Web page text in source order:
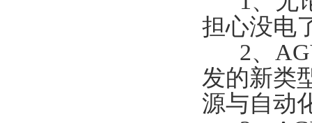
担心没电
2、
发的新类
源与自动